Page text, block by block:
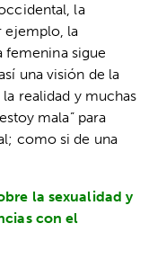
la
ejemplo, la
femenina sigue
una visión de la
realidad y muchas
mala” para
como si de una
la sexualidad y
con el